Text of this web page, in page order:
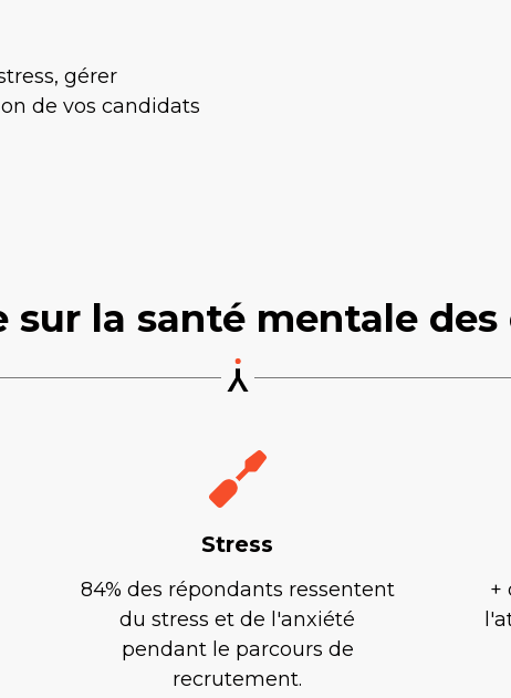
gérer
de vos candidats
sur la santé mentale
Stress
84% des répondants ressentent
du stress et de l'anxiété
pendant le parcours de
recrutement.
+